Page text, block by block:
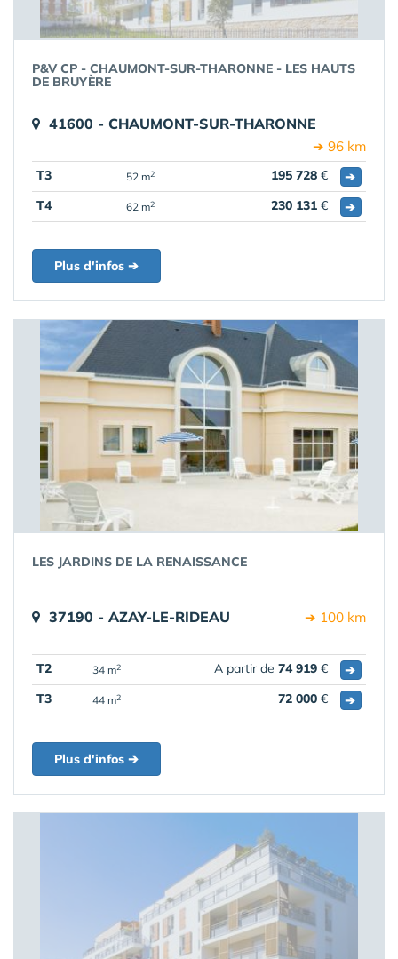
P&V CP - CHAUMONT-SUR-THARONNE - LES HAUTS
DE BRUYÈRE
41600 - CHAUMONT-SUR-THARONNE
➔ 96 km
T3 52 m2 195 728 €
➔
T4
62 m2 230 131 € ➔
Plus d'infos ➔
LES JARDINS DE LA RENAISSANCE
37190 - AZAY-LE-RIDEAU ➔ 100 km
T2 34 m2 A partir de 74 919 €
➔
T3
44 m2 72 000 € ➔
Plus d'infos ➔